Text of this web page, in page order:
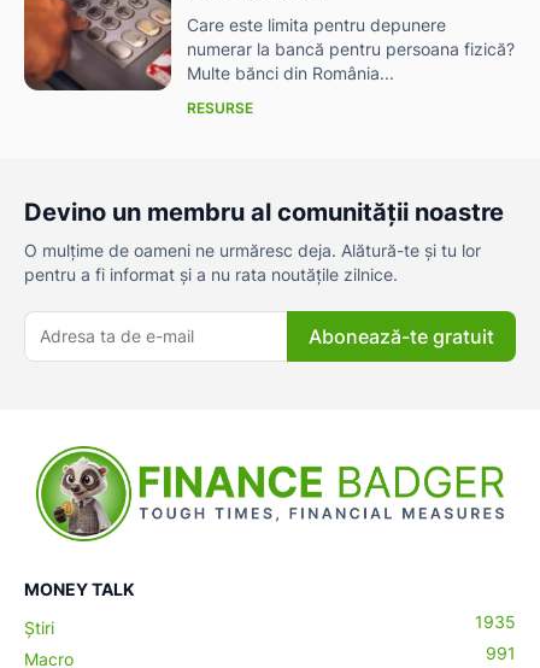
Care este limita pentru depunere
numerar la bancă pentru persoana fizică?
Multe bănci din România...
RESURSE
Devino un membru al comunității noastre
O mulțime de oameni ne urmăresc deja. Alătură-te și tu lor
pentru a fi informat și a nu rata noutățile zilnice.
Abonează-te gratuit
MONEY TALK
Știri
1935
Macro
991